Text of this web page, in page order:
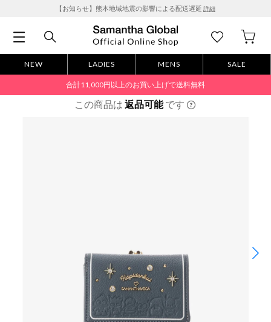
【お知らせ】熊本地域地震の影響による配送遅延 詳細
NEW LADIES MENS SALE
合計11,000円以上のお買い上げで送料無料
この商品は 返品可能です